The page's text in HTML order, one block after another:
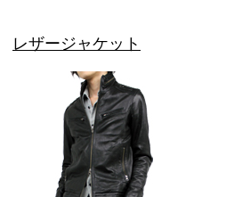
レザージャケット